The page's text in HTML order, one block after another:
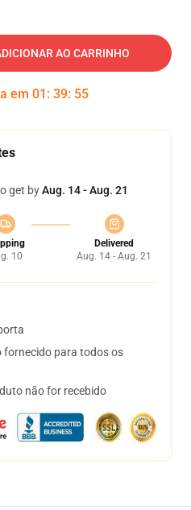
AO CARRINHO
em 01 : 39: 54
get byAug. 14 - Aug. 21
10
Delivered
Aug. 14 - Aug. 21
fornecido para todos os
não for recebido